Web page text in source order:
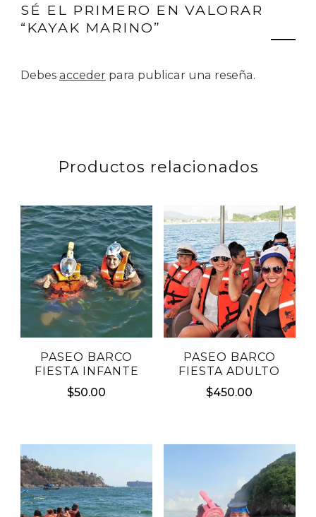
SÉ EL PRIMERO EN VALORAR
“KAYAK MARINO”
Debes acceder para publicar una reseña.
Productos relacionados
PASEO BARCO
FIESTA INFANTE
$50.00
PASEO BARCO
FIESTA ADULTO
$450.00